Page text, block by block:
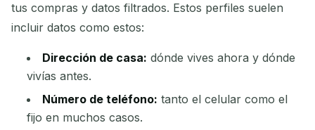
tus compras y datos filtrados. Estos perfiles suelen
incluir datos como estos:
Dirección de casa: dónde vives ahora y dónde
vivías antes.
Número de teléfono: tanto el celular como el
fijo en muchos casos.